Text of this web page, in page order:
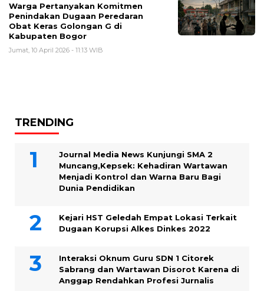
Warga Pertanyakan Komitmen
Penindakan Dugaan Peredaran
Obat Keras Golongan G di
Kabupaten Bogor
Jumat, 10 April 2026 - 11:13 WIB
TRENDING
Journal Media News Kunjungi SMA 2
Muncang,Kepsek: Kehadiran Wartawan
Menjadi Kontrol dan Warna Baru Bagi
Dunia Pendidikan
Kejari HST Geledah Empat Lokasi Terkait
Dugaan Korupsi Alkes Dinkes 2022
Interaksi Oknum Guru SDN 1 Citorek
Sabrang dan Wartawan Disorot Karena di
Anggap Rendahkan Profesi Jurnalis